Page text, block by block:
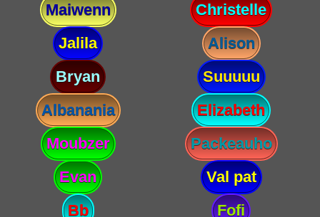
Maiwenn
Christelle
Jalila
Alison
Bryan
Suuuuu
Albanania
Elizabeth
Moubzer
Packeauho
Evan
Val pat
Bb
Fofi